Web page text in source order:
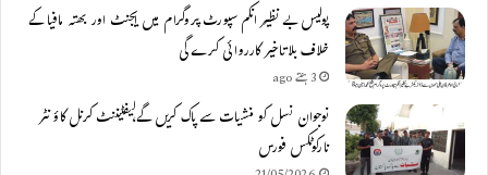
پولیس بے نظیر انکم سپورٹ پروگرام میں ایجنٹ اور بھتہ مافیا کے
خلاف بلاتاخیر کارروائی کرے گی
3 ہفتے ago
نوجوان نسل کو منشیات سے پاک کریں گے،لیفٹیننٹ کرنل کاؤنٹر
نارکوٹکس فورس